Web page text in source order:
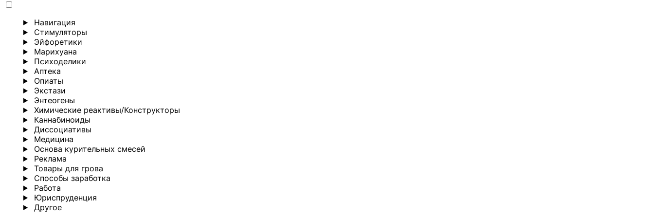
Навигация
Стимуляторы
Эйфоретики
Марихуана
Психоделики
Аптека
Опиаты
Экстази
Энтеогены
Химические реактивы/Конструкторы
Каннабиноиды
Диссоциативы
Медицина
Основа курительных смесей
Реклама
Товары для грова
Способы заработка
Работа
Юриспруденция
Другoе